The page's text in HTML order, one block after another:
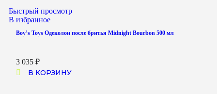
Быстрый просмотр
В избранное
Boy’s Toys Одеколон после бритья Midnight Bourbon 500 мл
3 035 ₽
В КОРЗИНУ